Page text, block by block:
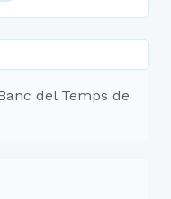
del Temps de